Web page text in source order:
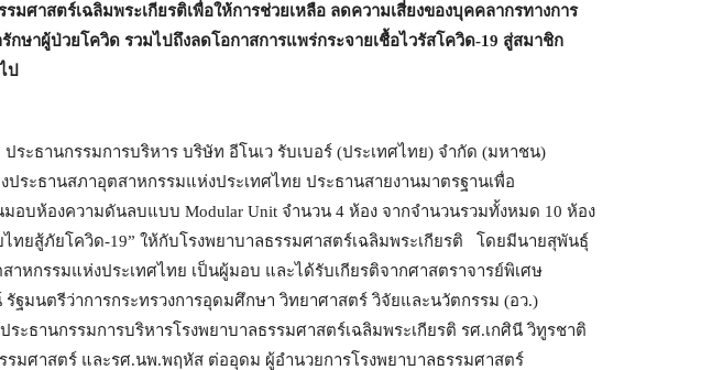
มศาสตร์เฉลิมพระเกียรติเพื่อให้การช่วยเหลือ ลดความเสี่ยงของบุคคลากรทางการ
กษาผู้ป่วยโควิด รวมไปถึงลดโอกาสการแพร่กระจายเชื้อไวรัสโควิด-19 สู่สมาชิก
ป
ระธานกรรมการบริหาร บริษัท อีโนเว รับเบอร์ (ประเทศไทย) จำกัด (มหาชน)
ประธานสภาอุตสาหกรรมแห่งประเทศไทย ประธานสายงานมาตรฐานเพื่อ
อบห้องความดันลบแบบ Modular Unit จำนวน 4 ห้อง จากจำนวนรวมทั้งหมด 10 ห้อง
ไทยสู้ภัยโควิด-19” ให้กับโรงพยาบาลธรรมศาสตร์เฉลิมพระเกียรติ โดยมีนายสุพันธุ์
าหกรรมแห่งประเทศไทย เป็นผู้มอบ และได้รับเกียรติจากศาสตราจารย์พิเศษ
รัฐมนตรีว่าการกระทรวงการอุดมศึกษา วิทยาศาสตร์ วิจัยและนวัตกรรม (อว.)
ะธานกรรมการบริหารโรงพยาบาลธรรมศาสตร์เฉลิมพระเกียรติ รศ.เกศินี วิทูรชาติ
รมศาสตร์ และรศ.นพ.พฤหัส ต่ออุดม ผู้อำนวยการโรงพยาบาลธรรมศาสตร์